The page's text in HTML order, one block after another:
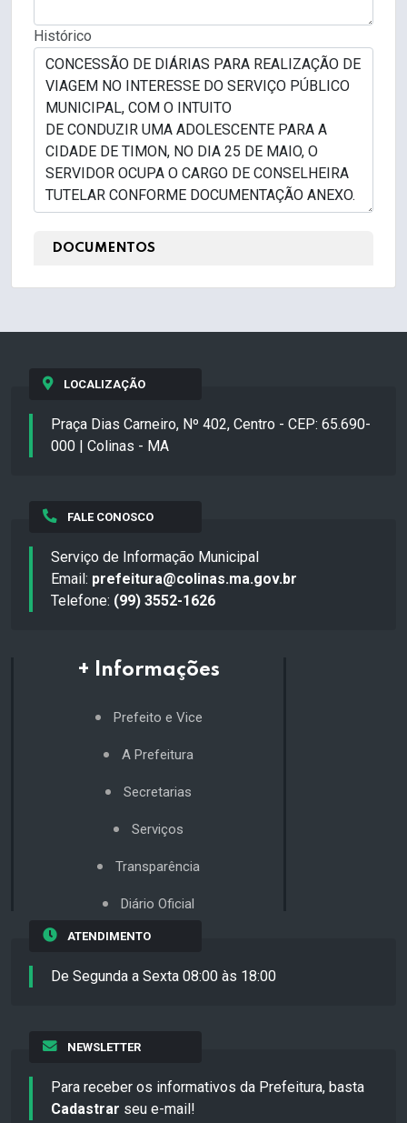
Histórico
DOCUMENTOS
LOCALIZAÇÃO
Praça Dias Carneiro, Nº 402, Centro - CEP: 65.690-
000 | Colinas - MA
FALE CONOSCO
Serviço de Informação Municipal
Email: prefeitura@colinas.ma.gov.br
Telefone: (99) 3552-1626
+ Informações
Prefeito e Vice
A Prefeitura
Secretarias
Serviços
Transparência
Diário Oficial
ATENDIMENTO
De Segunda a Sexta 08:00 às 18:00
NEWSLETTER
Para receber os informativos da Prefeitura, basta
Cadastrar seu e-mail!